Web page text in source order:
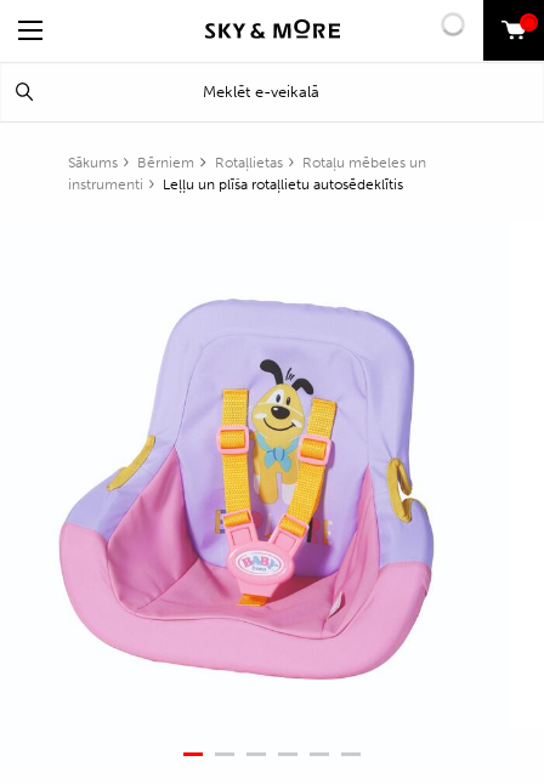
0
Sākums Bērniem Rotaļlietas
Rotaļu mēbeles un
instrumenti
Leļļu un plīša rotaļlietu autosēdeklītis